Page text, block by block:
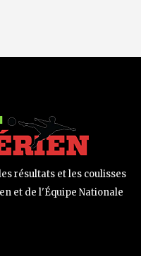
résultats et les coulisses
et de l'Équipe Nationale